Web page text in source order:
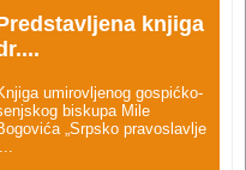
knjiga
umirovljenog gospićko-
biskupa Mile
„Srpsko pravoslavlje